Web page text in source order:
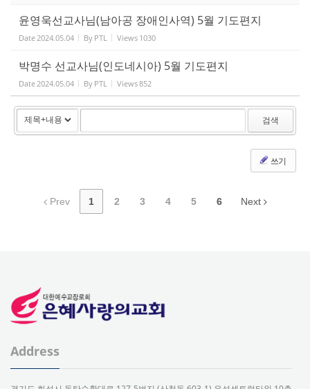
윤영욱선교사님(남아공 장애인사역) 5월 기도편지
Date2024.05.04 By PTL Views 1030
박명수 선교사님(인도네시아) 5월 기도편지
Date2024.05.04 By PTL Views852
검색
쓰기
Prev 1 2 3 4 5 6 Next
Address